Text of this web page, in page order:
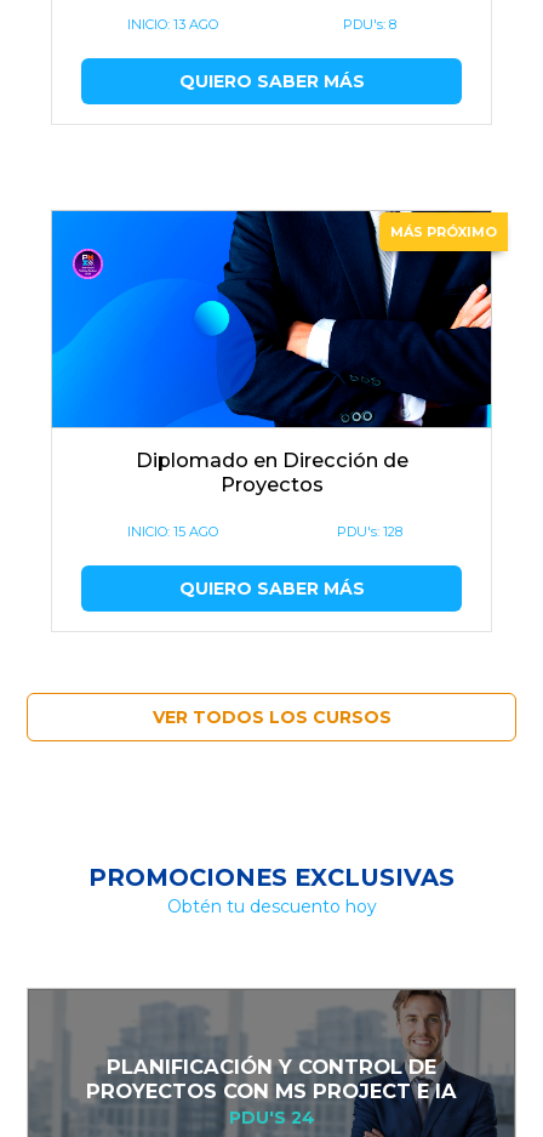
INICIO:13 AGO PDU's: 8
QUIERO SABER MÁS
MÁS PRÓXIMO
Diplomado en Dirección de
Proyectos
INICIO:15 AGO PDU's: 128
QUIERO SABER MÁS
VER TODOS LOS CURSOS
PROMOCIONES EXCLUSIVAS
Obtén tu descuento hoy
PLANIFICACIÓN Y CONTROL DE
PROYECTOS CON MS PROJECT E IA
PDU'S 24